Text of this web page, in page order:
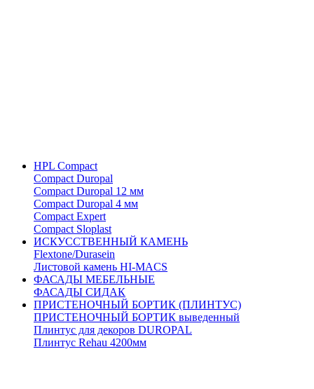
HPL Compact
Compact Duropal
Compact Duropal 12 мм
Compact Duropal 4 мм
Compact Expert
Compact Sloplast
ИСКУССТВЕННЫЙ КАМЕНЬ
Flextone/Durasein
Листовой камень HI-MACS
ФАСАДЫ МЕБЕЛЬНЫЕ
ФАСАДЫ СИДАК
ПРИСТЕНОЧНЫЙ БОРТИК (ПЛИНТУС)
ПРИСТЕНОЧНЫЙ БОРТИК выведенный
Плинтус для декоров DUROPAL
Плинтус Rehau 4200мм